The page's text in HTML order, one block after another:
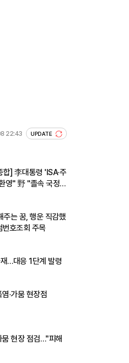
22:43 UPDATE
합] 李대통령 'ISA·주
영" 野 "졸속 국정"
주는 꿈, 행운 직감했
호조회 주목
…대응 1단계 발령
·가뭄 현장점
현장 점검…"피해